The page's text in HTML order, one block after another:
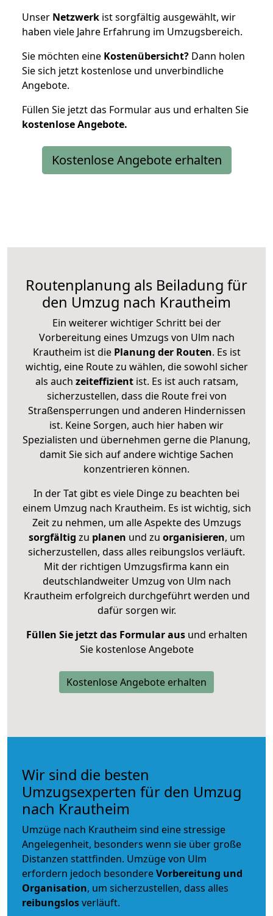
Unser Netzwerk ist sorgfältig ausgewählt, wir
haben viele Jahre Erfahrung im Umzugsbereich.
Sie möchten eine Kostenübersicht? Dann holen
Sie sich jetzt kostenlose und unverbindliche
Angebote.
Füllen Sie jetzt das Formular aus und erhalten Sie
kostenloseAngebote.
Kostenlose Angebote erhalten
Routenplanung als Beiladung für
den Umzug nach Krautheim
Ein weiterer wichtiger Schritt bei der
Vorbereitung eines Umzugs von Ulm nach
Krautheim ist diePlanung der Routen. Es ist
wichtig, eine Route zu wählen, die sowohl sicher
als auch zeiteffizientist. Es ist auch ratsam,
sicherzustellen, dass die Route frei von
Straßensperrungen und anderen Hindernissen
ist. Keine Sorgen, auch hier haben wir
Spezialisten und übernehmen gerne die Planung,
damit Sie sich auf andere wichtige Sachen
konzentrieren können.
In der Tat gibt es viele Dinge zu beachten bei
einem Umzug nach Krautheim. Es ist wichtig, sich
Zeit zu nehmen, um alle Aspekte des Umzugs
sorgfältig zu planen und zu organisieren, um
sicherzustellen, dass alles reibungslos verläuft.
Mit der richtigen Umzugsfirma kann ein
deutschlandweiter Umzug von Ulm nach
Krautheim erfolgreich durchgeführt werden und
dafür sorgen wir.
Füllen Sie jetzt das Formular ausund erhalten
Sie kostenlose Angebote
Kostenlose Angebote erhalten
Wir sind die besten
Umzugsexperten für den Umzug
nach Krautheim
Umzüge nach Krautheim sind eine stressige
Angelegenheit, besonders wenn sie über große
Distanzen stattfinden. Umzüge von Ulm
erfordern jedoch besondereVorbereitung und
Organisation, um sicherzustellen, dass alles
reibungslosverläuft.